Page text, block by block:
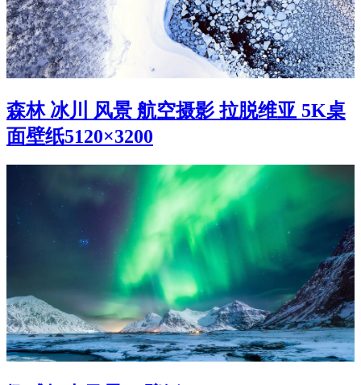
森林 冰川 风景 航空摄影 拉脱维亚 5K桌
面壁纸5120×3200